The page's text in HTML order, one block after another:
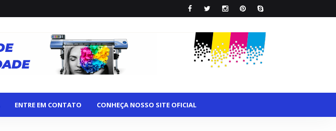
ENTRE EM CONTATO CONHEÇA NOSSO SITE OFICIAL